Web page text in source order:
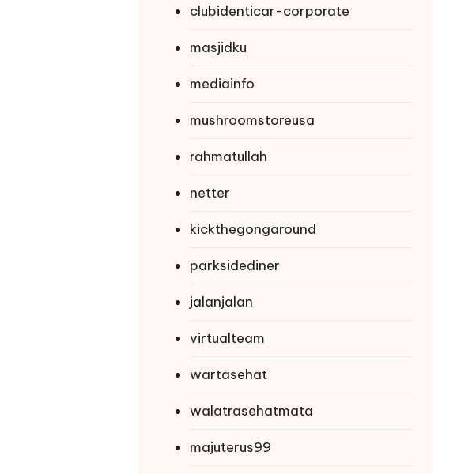
clubidenticar-corporate
masjidku
mediainfo
mushroomstoreusa
rahmatullah
netter
kickthegongaround
parksidediner
jalanjalan
virtualteam
wartasehat
walatrasehatmata
majuterus99